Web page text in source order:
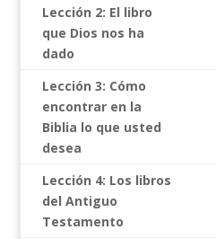
Lección 2: El libro
que Dios nos ha
dado
Lección 3: Cómo
encontrar en la
Biblia lo que usted
desea
Lección 4: Los libros
del Antiguo
Testamento